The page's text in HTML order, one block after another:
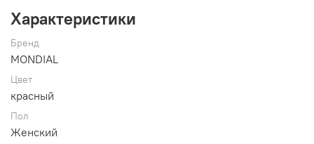
Характеристики
Бренд
MONDIAL
Цвет
красный
Пол
Женский